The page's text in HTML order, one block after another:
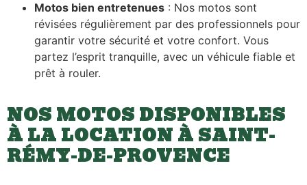
Motos bien entretenues : Nos motos sont
révisées régulièrement par des professionnels pour
garantir votre sécurité et votre confort. Vous
partez l’esprit tranquille, avec un véhicule fiable et
prêt à rouler.
NOS MOTOS DISPONIBLES
À LA LOCATION À SAINT-
RÉMY-DE-PROVENCE